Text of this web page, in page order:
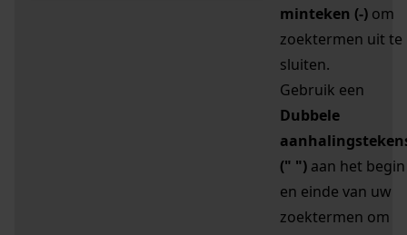
minteken (-) om
zoektermen uit te
sluiten.
Gebruik een
Dubbele
(" ") aan het begin
en einde van uw
zoektermen om